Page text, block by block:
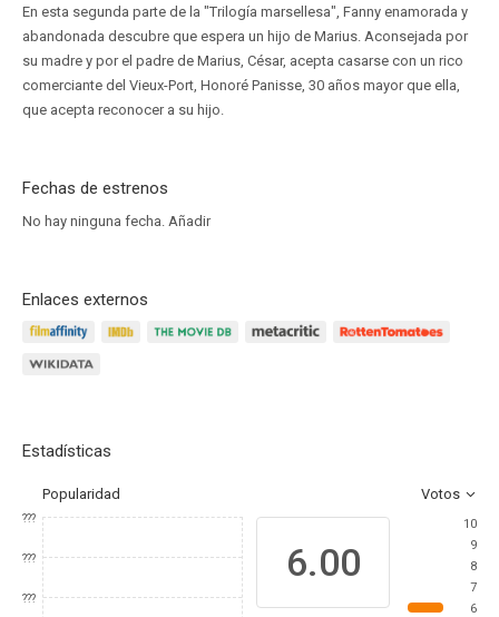
En esta segunda parte de la "Trilogía marsellesa", Fanny enamorada y
abandonada descubre que espera un hijo de Marius. Aconsejada por
su madre y por el padre de Marius, César, acepta casarse con un rico
comerciante del Vieux-Port, Honoré Panisse, 30 años mayor que ella,
que acepta reconocer a su hijo.
Fechas de estrenos
No hay ninguna fecha. Añadir
Enlaces externos
Estadísticas
Popularidad Votos
???
???
???
6.00
10
9
8
7
6